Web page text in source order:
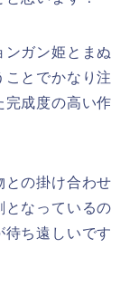
ガン姫とまぬ
ことでかなり注
完成度の高い作
との掛け合わせ
となっているの
待ち遠しいです